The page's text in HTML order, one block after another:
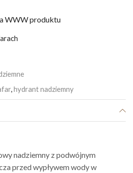
WWW produktu
,hydrant nadziemny
nadziemny z podwójnym
przed wypływem wody w